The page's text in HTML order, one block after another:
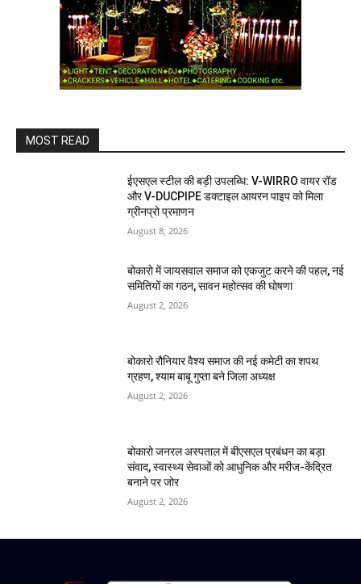
MOST READ
ईएसएल स्टील की बड़ी उपलब्धि: V-WIRRO वायर रॉड
और V-DUCPIPE डक्टाइल आयरन पाइप को मिला
ग्रीनप्रो प्रमाणन
August 8, 2026
बोकारो में जायसवाल समाज को एकजुट करने की पहल, नई
समितियों का गठन, सावन महोत्सव की घोषणा
August 2, 2026
बोकारो रौनियार वैश्य समाज की नई कमेटी का शपथ
ग्रहण, श्याम बाबू गुप्ता बने जिला अध्यक्ष
August 2, 2026
बोकारो जनरल अस्पताल में बीएसएल प्रबंधन का बड़ा
संवाद, स्वास्थ्य सेवाओं को आधुनिक और मरीज-केंद्रित
बनाने पर जोर
August 2, 2026